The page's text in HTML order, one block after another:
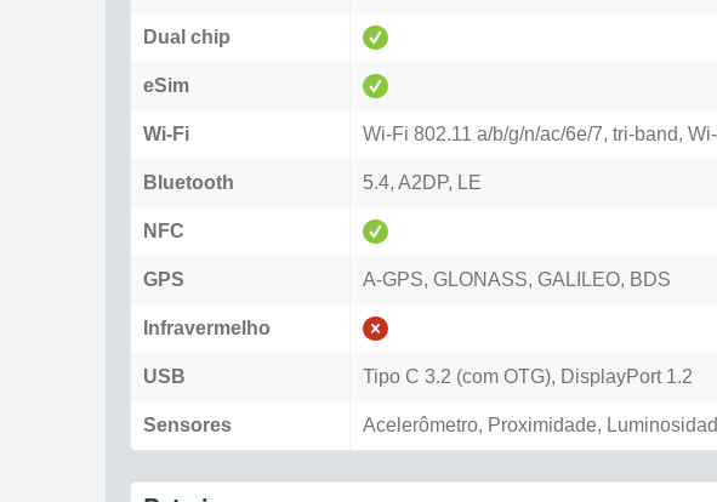
Dual chip
eSim
Wi-Fi Wi-Fi 802.11 a/b/g/n/ac/6e/7, tri-band,
Bluetooth 5.4, A2DP, LE
NFC
GPS A-GPS, GLONASS, GALILEO, BDS
Infravermelho
USB Tipo C 3.2 (com OTG), DisplayPort 1.2
Sensores Acelerômetro, Proximidade,